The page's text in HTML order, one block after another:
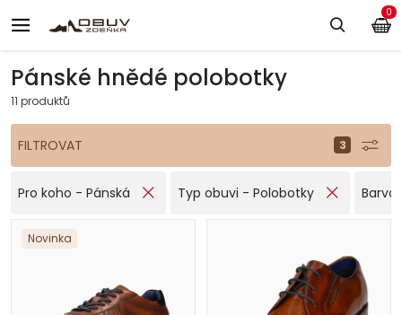
Pánské hnědé polobotky
11 produktů
FILTROVAT
Pro koho - Pánská Typ obuvi - Polobotky Barva
Novinka
0